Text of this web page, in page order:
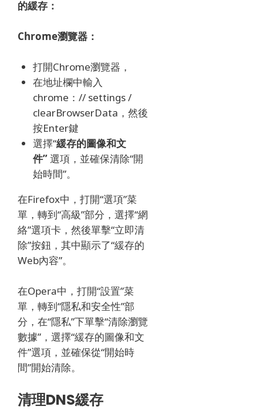
的緩存：
Chrome瀏覽器：
打開Chrome瀏覽器，
在地址欄中輸入
chrome：// settings /
clearBrowserData，然後
按Enter鍵
選擇“緩存的圖像和文
件”選項，並確保清除“開
始時間”。
在Firefox中，打開“選項”菜
單，轉到“高級”部分，選擇“網
絡”選項卡，然後單擊“立即清
除”按鈕，其中顯示了“緩存的
Web內容”。
在Opera中，打開“設置”菜
單，轉到“隱私和安全性”部
分，在“隱私”下單擊“清除瀏覽
數據”，選擇“緩存的圖像和文
件”選項，並確保從“開始時
間”開始清除。
清理DNS緩存